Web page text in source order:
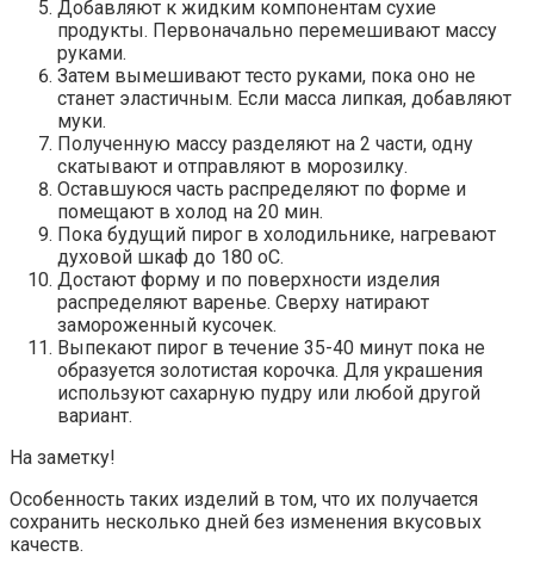
Добавляют к жидким компонентам сухие
продукты. Первоначально перемешивают массу
руками.
Затем вымешивают тесто руками, пока оно не
станет эластичным. Если масса липкая, добавляют
муки.
Полученную массу разделяют на 2 части, одну
скатывают и отправляют в морозилку.
Оставшуюся часть распределяют по форме и
помещают в холод на 20 мин.
Пока будущий пирог в холодильнике, нагревают
духовой шкаф до 180 оС.
Достают форму и по поверхности изделия
распределяют варенье. Сверху натирают
замороженный кусочек.
Выпекают пирог в течение 35-40 минут пока не
образуется золотистая корочка. Для украшения
используют сахарную пудру или любой другой
вариант.
На заметку!
Особенность таких изделий в том, что их получается
сохранить несколько дней без изменения вкусовых
качеств.